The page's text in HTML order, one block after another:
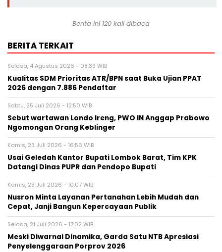
Berita ini 120 kali dibaca
BERITA TERKAIT
Selasa, 4 Agustus 2026 - 08:39 WIB
Kualitas SDM Prioritas ATR/BPN saat Buka Ujian PPAT
2026 dengan 7.886 Pendaftar
Sabtu, 25 Juli 2026 - 12:50 WIB
Sebut wartawan Londo Ireng, PWO IN Anggap Prabowo
Ngomongan Orang Keblinger
Kamis, 23 Juli 2026 - 16:56 WIB
Usai Geledah Kantor Bupati Lombok Barat, Tim KPK
Datangi Dinas PUPR dan Pendopo Bupati
Kamis, 23 Juli 2026 - 10:07 WIB
Nusron Minta Layanan Pertanahan Lebih Mudah dan
Cepat, Janji Bangun Kepercayaan Publik
Selasa, 21 Juli 2026 - 17:02 WIB
Meski Diwarnai Dinamika, Garda Satu NTB Apresiasi
Penyelenggaraan Porprov 2026 ‎